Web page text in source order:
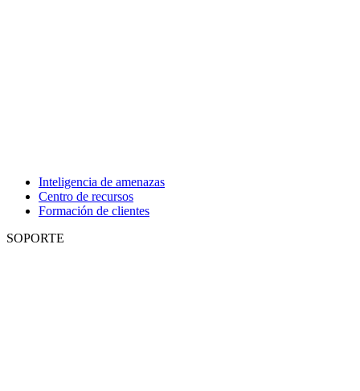
Inteligencia de amenazas
Centro de recursos
Formación de clientes
SOPORTE